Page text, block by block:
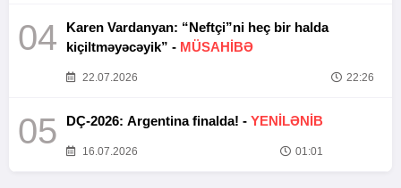
04
Karen Vardanyan: “Neftçi”ni heç bir halda
kiçiltməyəcəyik” - MÜSAHİBƏ
22.07.2026 22:26
05 DÇ-2026: Argentina finalda! - YENİLƏNİB
16.07.2026 01:01